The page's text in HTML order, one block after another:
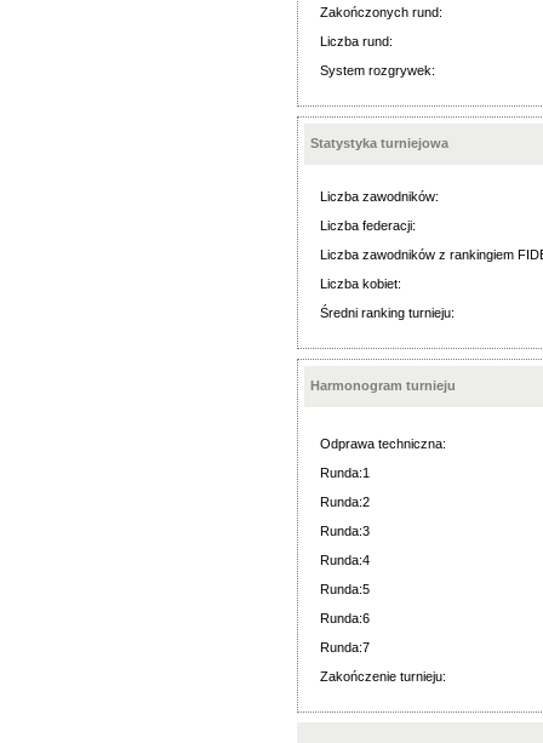
Zakończonych rund:
Liczba rund:
System rozgrywek:
Statystyka turniejowa
Liczba zawodników:
Liczba federacji:
Liczba zawodników z rankingiem
Liczba kobiet:
Średni ranking turnieju:
Harmonogram turnieju
Odprawa techniczna:
Runda:1
Runda:2
Runda:3
Runda:4
Runda:5
Runda:6
Runda:7
Zakończenie turnieju: